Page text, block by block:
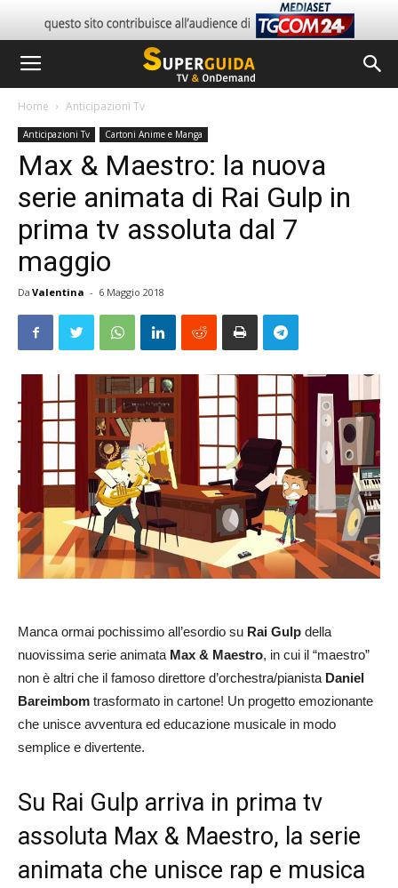
Home Anticipazioni Tv
Anticipazioni Tv Cartoni Anime e Manga
Max & Maestro: la nuova
serie animata di Rai Gulp in
prima tv assoluta dal 7
maggio
Da Valentina - 6 Maggio 2018
Manca ormai pochissimo all’esordio su Rai Gulp della
nuovissima serie animata Max & Maestro, in cui il “maestro”
non è altri che il famoso direttore d’orchestra/pianista Daniel
Bareimbom trasformato in cartone! Un progetto emozionante
che unisce avventura ed educazione musicale in modo
semplice e divertente.
Su Rai Gulp arriva in prima tv
assoluta Max & Maestro, la serie
animata che unisce rap e musica